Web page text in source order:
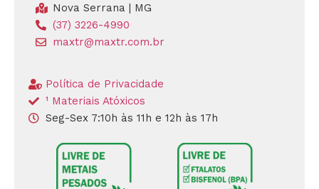
Nova Serrana | MG
(37) 3226-4990
maxtr@maxtr.com.br
Política de Privacidade
¹ Materiais Atóxicos
Seg-Sex 7:10h às 11h e 12h às 17h